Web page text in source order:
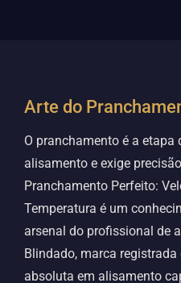
Arte do
O pranchamento é a etapa
alisamento e exige
Pranchamento Perfeito:
Temperatura é um
arsenal do profissional de
Blindado, marca
absoluta em alisamento